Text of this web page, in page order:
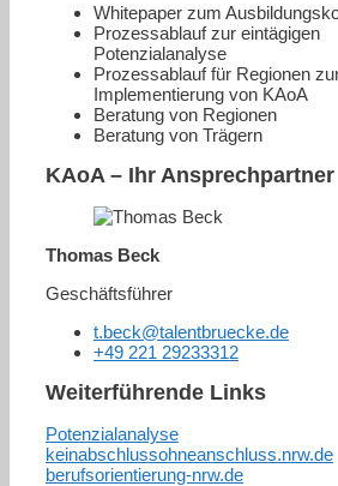
Whitepaper zum
Prozessablauf zur eintägigen
Potenzialanalyse
Prozessablauf für Regionen
Implementierung von KAoA
Beratung von Regionen
Beratung von Trägern
KAoA – Ihr Ansprechpartner
Thomas Beck
Geschäftsführer
t.beck@talentbruecke.de
+49 221 29233312
Weiterführende Links
Potenzialanalyse
keinabschlussohneanschluss.nrw.de
berufsorientierung-nrw.de